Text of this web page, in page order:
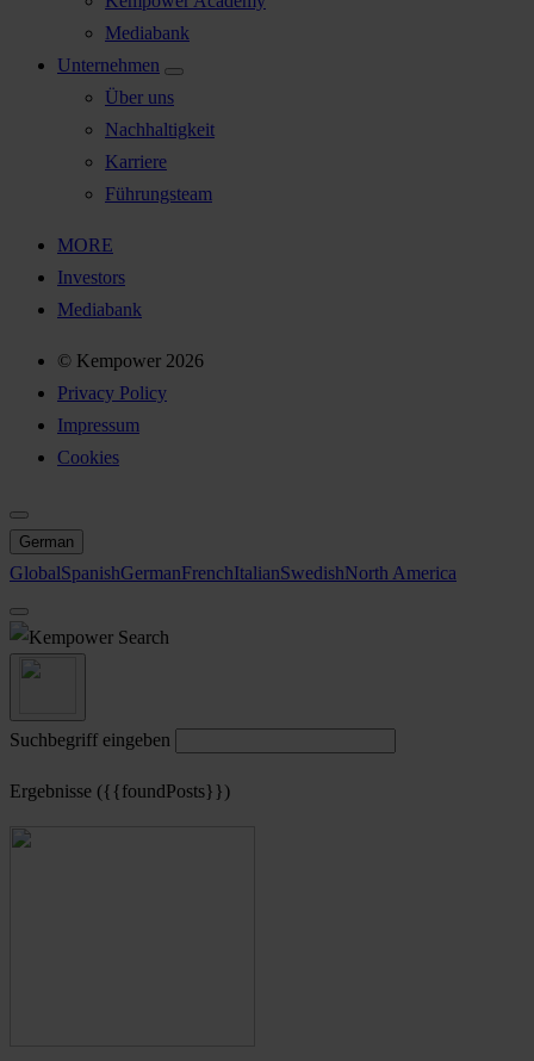
Mediabank
Unternehmen
Über uns
Nachhaltigkeit
Karriere
Führungsteam
MORE
Investors
Mediabank
© Kempower 2026
Privacy Policy
Impressum
Cookies
German
GlobalSpanishGermanFrenchItalianSwedishNorth America
Search
Suchbegriff eingeben
Ergebnisse ({{foundPosts}})